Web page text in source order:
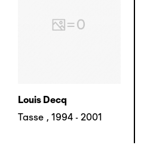
Louis Decq
Tasse , 1994 - 2001